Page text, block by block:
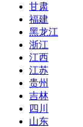
甘肃
福建
黑龙江
浙江
江西
江苏
贵州
吉林
四川
山东